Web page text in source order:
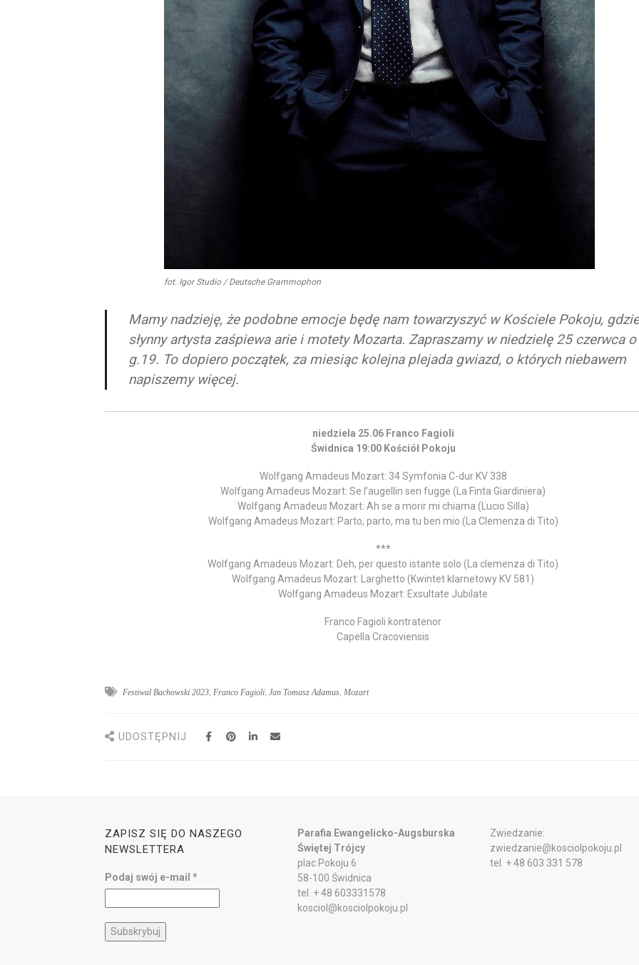
fot. Igor Studio / Deutsche Grammophon
Mamy nadzieję, że podobne emocje będę nam towarzyszyć w Kościele Pokoju, gdzie
słynny artysta zaśpiewa arie i motety Mozarta. Zapraszamy w niedzielę 25 czerwca o
g.19. To dopiero początek, za miesiąc kolejna plejada gwiazd, o których niebawem
napiszemy więcej.
niedziela 25.06 Franco Fagioli
Świdnica 19:00 Kościół Pokoju
Wolfgang Amadeus Mozart: 34 Symfonia C-dur KV 338
Wolfgang Amadeus Mozart: Se l’augellin sen fugge (La Finta Giardiniera)
Wolfgang Amadeus Mozart: Ah se a morir mi chiama (Lucio Silla)
Wolfgang Amadeus Mozart: Parto, parto, ma tu ben mio (La Clemenza di Tito)
***
Wolfgang Amadeus Mozart: Deh, per questo istante solo (La clemenza di Tito)
Wolfgang Amadeus Mozart: Larghetto (Kwintet klarnetowy KV 581)
Wolfgang Amadeus Mozart: Exsultate Jubilate
Franco Fagioli kontratenor
Capella Cracoviensis
Festiwal Bachowski 2023, Franco Fagioli, Jan Tomasz Adamus, Mozart
UDOSTĘPNIJ
ZAPISZ SIĘ DO NASZEGO
NEWSLETTERA
Podaj swój e-mail *
Parafia Ewangelicko-Augsburska
Świętej Trójcy
plac Pokoju 6
58-100 Świdnica
tel. + 48 603331578
kosciol@kosciolpokoju.pl
Zwiedzanie:
zwiedzanie@kosciolpokoju.pl
tel. + 48 603 331 578